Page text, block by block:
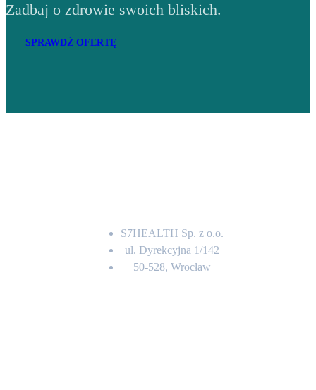
Zadbaj o zdrowie swoich bliskich.
SPRAWDŹ OFERTĘ
S7HEALTH Sp. z o.o.
ul. Dyrekcyjna 1/142
50-528, Wrocław